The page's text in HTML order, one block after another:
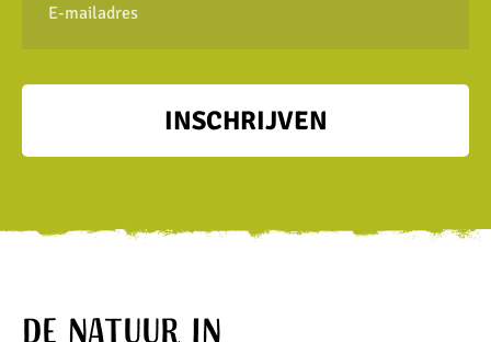
mailadres
INSCHRIJVEN